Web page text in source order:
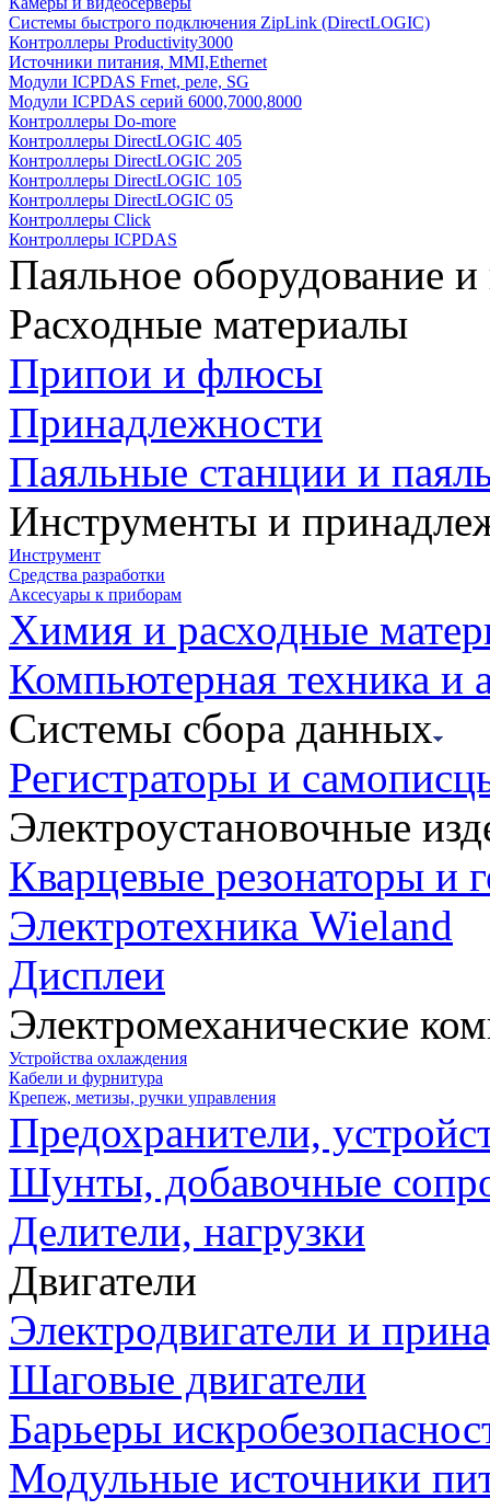
Системы быстрого подключения ZipLink (DirectLOGIC)
Контроллеры Productivity3000
Источники питания, MMI,Ethernet
Модули ICPDAS Frnet, реле, SG
Модули ICPDAS серий 6000,7000,8000
Контроллеры Do-more
Контроллеры DirectLOGIC 405
Контроллеры DirectLOGIC 205
Контроллеры DirectLOGIC 105
Контроллеры DirectLOGIC 05
Контроллеры Click
Контроллеры ICPDAS
Паяльное оборудование
Расходные материалы
Припои и флюсы
Принадлежности
Паяльные станции и
Инструменты и
Инструмент
Средства разработки
Аксесуары к приборам
Химия и расходные
Компьютерная техника и
Системы сбора данных
Регистраторы и
Электроустановочные
Кварцевые резонаторы и
Электротехника Wieland
Дисплеи
Электромеханические
Устройства охлаждения
Кабели и фурнитура
Крепеж, метизы, ручки управления
Предохранители,
Шунты, добавочные
Делители, нагрузки
Двигатели
Электродвигатели и
Шаговые двигатели
Барьеры
Модульные источники